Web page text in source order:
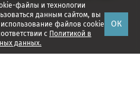
файлы и технологии
данным сайтом, вы
файлов cookie
с Политикой в
данных.
ОК